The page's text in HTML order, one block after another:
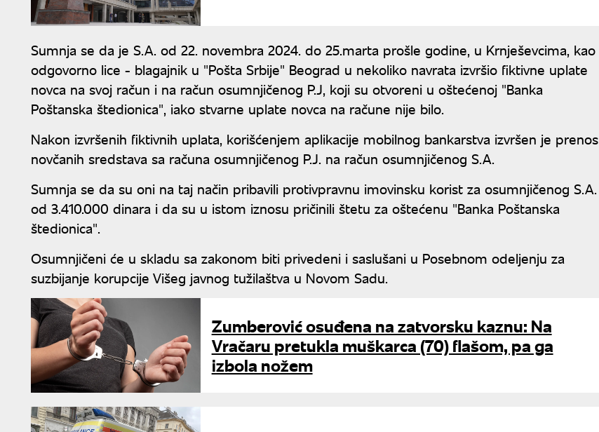
Sumnja se da je S.A. od 22. novembra 2024. do 25.marta prošle godine, u Krnješevcima, kao
odgovorno lice - blagajnik u "Pošta Srbije" Beograd u nekoliko navrata izvršio fiktivne uplate
novca na svoj račun i na račun osumnjičenog P.J, koji su otvoreni u oštećenoj "Banka
Poštanska štedionica", iako stvarne uplate novca na račune nije bilo.
Nakon izvršenih fiktivnih uplata, korišćenjem aplikacije mobilnog bankarstva izvršen je prenos
novčanih sredstava sa računa osumnjičenog P.J. na račun osumnjičenog S.A.
Sumnja se da su oni na taj način pribavili protivpravnu imovinsku korist za osumnjičenog S.A.
od 3.410.000 dinara i da su u istom iznosu pričinili štetu za oštećenu "Banka Poštanska
štedionica".
Osumnjičeni će u skladu sa zakonom biti privedeni i saslušani u Posebnom odeljenju za
suzbijanje korupcije Višeg javnog tužilaštva u Novom Sadu.
Zumberović osuđena na zatvorsku kaznu: Na
Vračaru pretukla muškarca (70) flašom, pa ga
izbola nožem